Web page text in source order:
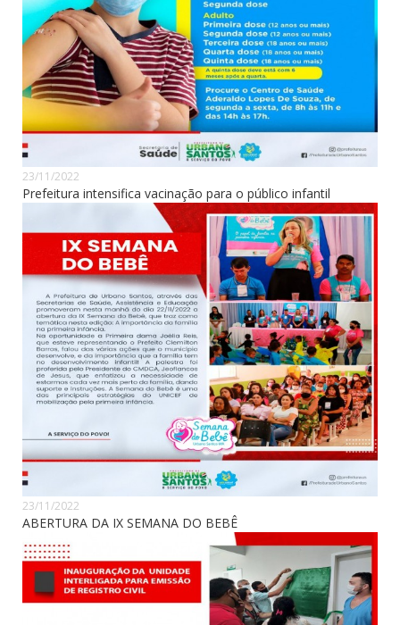
23/11/2022
Prefeitura intensifica vacinação para o público infantil
23/11/2022
ABERTURA DA IX SEMANA DO BEBÊ